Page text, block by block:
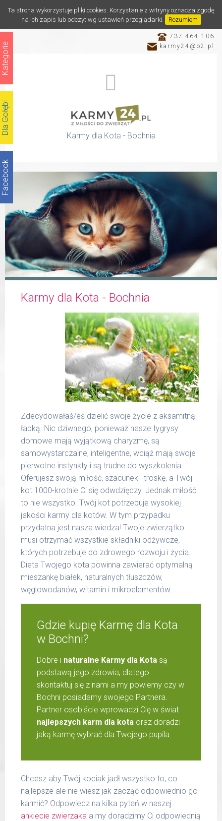
Ta strona wykorzystuje pliki cookies. Korzystanie z witryny oznacza zgodę
na ich zapis lub odczyt wg ustawień przeglądarki.
Rozumiem
737 464 106
karmy24@o2.pl
Karmy dla Kota - Bochnia
Katalog
Formularz
Kontakt
Karmy dla Kota - Bochnia
Zdecydowałaś/eś dzielić swoje życie z aksamitną
łapką. Nic dziwnego, ponieważ nasze tygrysy
domowe mają wyjątkową charyzmę, są
samowystarczalne, inteligentne, wciąż mają swoje
pierwotne instynkty i są trudne do wyszkolenia.
Oferujesz swoją miłość, szacunek i troskę, a Twój
kot 1000-krotnie Ci się odwdzięczy. Jednak miłość
to nie wszystko. Twój kot potrzebuje wysokiej
jakości karmy dla kotów. W tym przypadku
przydatna jest nasza wiedza! Twoje zwierzątko
musi otrzymać wszystkie składniki odżywcze,
których potrzebuje do zdrowego rozwoju i życia.
Dieta Twojego kota powinna zawierać optymalną
mieszankę białek, naturalnych tłuszczów,
węglowodanów, witamin i mikroelementów.
Gdzie kupię Karmę dla Kota
w Bochni?
Dobre i naturalne Karmy dla Kota są
podstawą jego zdrowia, dlatego
skontaktuj się z nami a my powiemy czy w
Bochni posiadamy swojego Partnera.
Partner osobiście wprowadzi Cię w świat
najlepszych karm dla kota oraz doradzi
jaką karmę wybrać dla Twojego pupila.
Chcesz aby Twój kociak jadł wszystko to, co
najlepsze ale nie wiesz jak zacząć odpowiednio go
karmić? Odpowiedz na kilka pytań w naszej
ankiecie zwierzaka a my doradzimy Ci odpowiednią
Facebook
Dla Gołębi
Kategorie